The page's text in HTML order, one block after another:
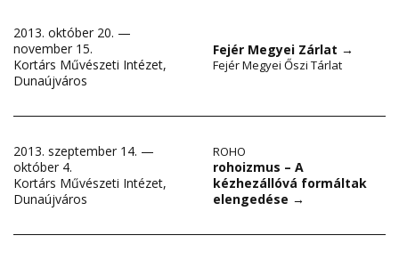
2013. október 20. —
november 15.
Kortárs Művészeti Intézet,
Dunaújváros
Fejér Megyei Zárlat →
Fejér Megyei Őszi Tárlat
2013. szeptember 14. —
október 4.
Kortárs Művészeti Intézet,
Dunaújváros
ROHO
rohoizmus – A
kézhezállóvá formáltak
elengedése →